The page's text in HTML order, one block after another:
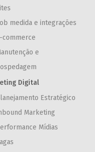
medida e integrações
commerce
e
Digital
Estratégico
Marketing
Mídias